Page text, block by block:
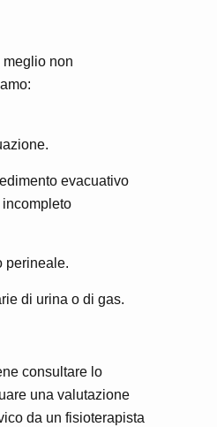
meglio non
evacuativo
perineale.
di urina o di gas.
consultare lo
una valutazione
da un fisioterapista